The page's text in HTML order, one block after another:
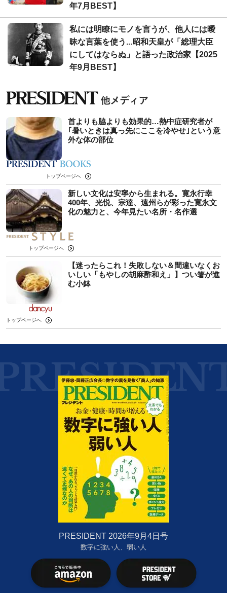
年7月BEST】
私には明瞭にモノを言うが、他人には曖
昧な言葉を使う...昭和天皇が「総理大臣
にしてはならぬ」と語った政治家【2025
年9月BEST】
首よりも脇よりも効果的…熱中症研究者が
｢暑いときは真っ先にここを冷やせ｣という意
外な体の部位
トップページへ
新しい文化は安寧から生まれる。寛永行幸
400年、光悦、宗達、遠州らが彩った寛永文
化の魅力と、今年見たい名所・名作選
トップページへ
【迷ったらこれ！失敗しない＆間違いなくお
いしい「もやしの胡麻酢和え」】つい箸が進
む小鉢
トップページへ
PRESIDENT 2026年9月4日号
数字に強い人、弱い人